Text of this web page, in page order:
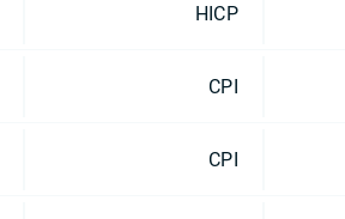
HICP
CPI
CPI